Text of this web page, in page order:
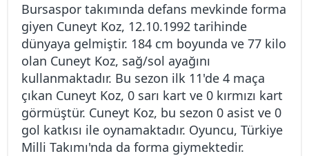
Bursaspor takımında defans mevkinde forma
giyen Cuneyt Koz, 12.10.1992 tarihinde
dünyaya gelmiştir. 184 cm boyunda ve 77 kilo
olan Cuneyt Koz, sağ/sol ayağını
kullanmaktadır. Bu sezon ilk 11'de 4 maça
çıkan Cuneyt Koz, 0 sarı kart ve 0 kırmızı kart
görmüştür. Cuneyt Koz, bu sezon 0 asist ve 0
gol katkısı ile oynamaktadır. Oyuncu, Türkiye
Milli Takımı'nda da forma giymektedir.